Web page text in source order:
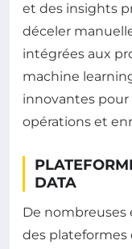
et des insights
déceler
intégrées aux
machine
innovantes pour
opérations et
DATA
De nombreuses
des plateformes